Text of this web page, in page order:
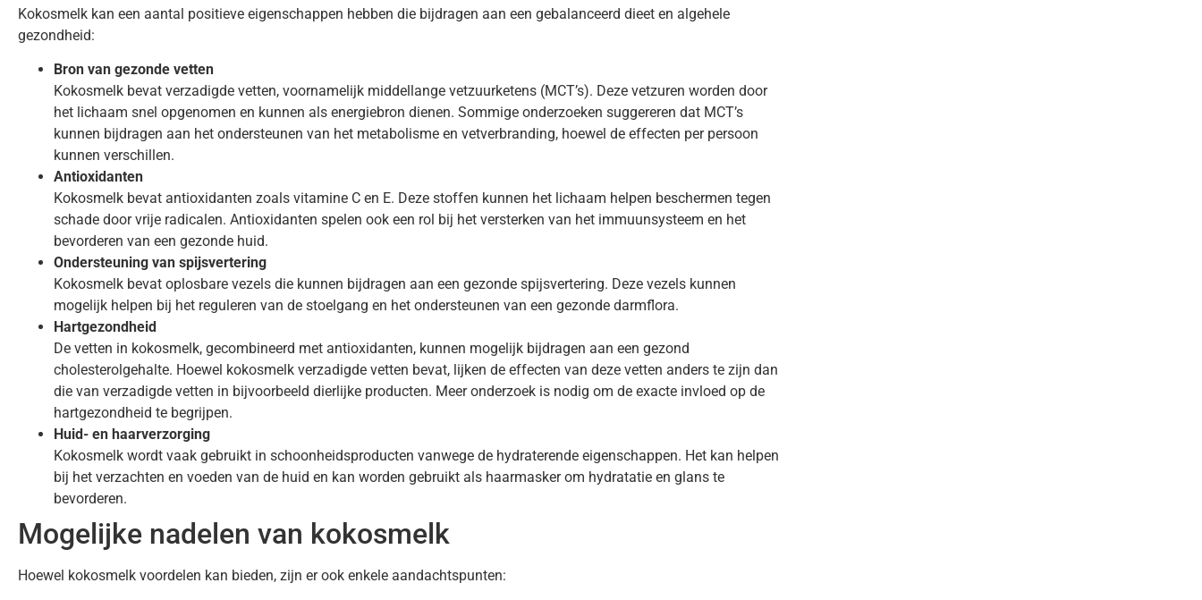
Kokosmelk kan een aantal positieve eigenschappen hebben die bijdragen aan een gebalanceerd dieet en algehele
gezondheid:
Bron van gezonde vetten
Kokosmelk bevat verzadigde vetten, voornamelijk middellange vetzuurketens (MCT’s). Deze vetzuren worden door
het lichaam snel opgenomen en kunnen als energiebron dienen. Sommige onderzoeken suggereren dat MCT’s
kunnen bijdragen aan het ondersteunen van het metabolisme en vetverbranding, hoewel de effecten per persoon
kunnen verschillen.
Antioxidanten
Kokosmelk bevat antioxidanten zoals vitamine C en E. Deze stoffen kunnen het lichaam helpen beschermen tegen
schade door vrije radicalen. Antioxidanten spelen ook een rol bij het versterken van het immuunsysteem en het
bevorderen van een gezonde huid.
Ondersteuning van spijsvertering
Kokosmelk bevat oplosbare vezels die kunnen bijdragen aan een gezonde spijsvertering. Deze vezels kunnen
mogelijk helpen bij het reguleren van de stoelgang en het ondersteunen van een gezonde darmflora.
Hartgezondheid
De vetten in kokosmelk, gecombineerd met antioxidanten, kunnen mogelijk bijdragen aan een gezond
cholesterolgehalte. Hoewel kokosmelk verzadigde vetten bevat, lijken de effecten van deze vetten anders te zijn dan
die van verzadigde vetten in bijvoorbeeld dierlijke producten. Meer onderzoek is nodig om de exacte invloed op de
hartgezondheid te begrijpen.
Huid- en haarverzorging
Kokosmelk wordt vaak gebruikt in schoonheidsproducten vanwege de hydraterende eigenschappen. Het kan helpen
bij het verzachten en voeden van de huid en kan worden gebruikt als haarmasker om hydratatie en glans te
bevorderen.
Mogelijke nadelen van kokosmelk
Hoewel kokosmelk voordelen kan bieden, zijn er ook enkele aandachtspunten: